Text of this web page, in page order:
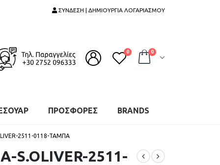
ΣΥΝΔΕΣΗ | ΔΗΜΙΟΥΡΓΙΑ ΛΟΓΑΡΙΑΣΜΟΥ
0 0
ΠΡΟΣΦΟΡΕΣ BRANDS
2511-0118-ΤΑΜΠΑ
S.OLIVER-2511-